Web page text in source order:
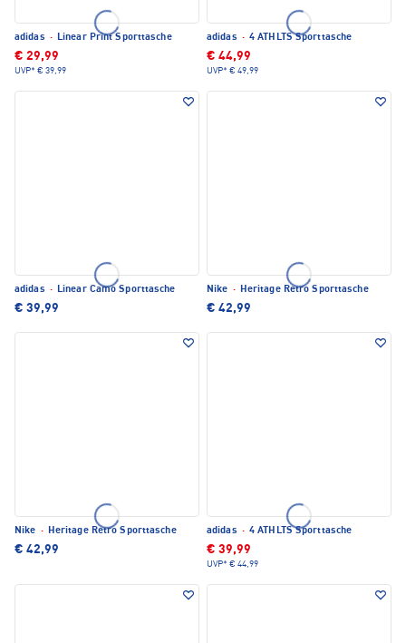
adidas · Linear Print Sporttasche
€ 29,99
UVP* € 39,99
adidas · 4 ATHLTS Sporttasche
€ 44,99
UVP* € 49,99
adidas · Linear Camo Sporttasche
€ 39,99
Nike · Heritage Retro Sporttasche
€ 42,99
Nike · Heritage Retro Sporttasche
€ 42,99
adidas · 4 ATHLTS Sporttasche
€ 39,99
UVP* € 44,99